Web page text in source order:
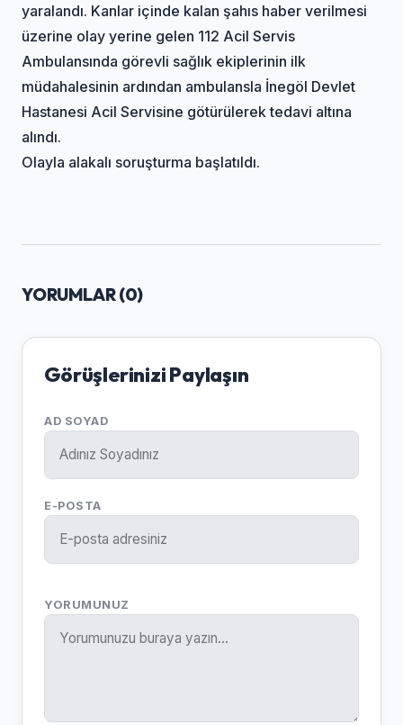
yaralandı. Kanlar içinde kalan şahıs haber verilmesi
üzerine olay yerine gelen 112 Acil Servis
Ambulansında görevli sağlık ekiplerinin ilk
müdahalesinin ardından ambulansla İnegöl Devlet
Hastanesi Acil Servisine götürülerek tedavi altına
alındı.
Olayla alakalı soruşturma başlatıldı.
YORUMLAR (0)
Görüşlerinizi Paylaşın
AD SOYAD
E-POSTA
YORUMUNUZ